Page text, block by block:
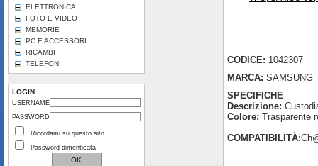
ELETTRONICA
FOTO E VIDEO
MEMORIE
PC E ACCESSORI
RICAMBI
TELEFONI
LOGIN
USERNAME
PASSWORD
Ricordami su questo sito
Password dimenticata
CODICE: 1042307
MARCA: SAMSUNG
SPECIFICHE
Descrizione:
Colore: Trasparente
COMPATIBILITÀ: